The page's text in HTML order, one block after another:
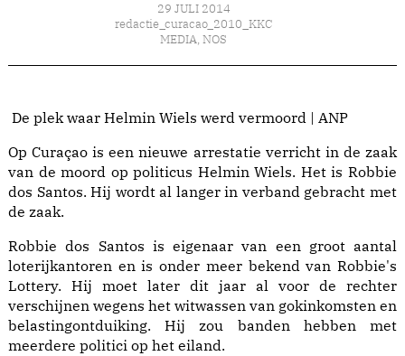
29 JULI 2014
redactie_curacao_2010_KKC
MEDIA, NOS
De plek waar Helmin Wiels werd vermoord | ANP
Op Curaçao is een nieuwe arrestatie verricht in de zaak
van de moord op politicus Helmin Wiels. Het is Robbie
dos Santos. Hij wordt al langer in verband gebracht met
de zaak.
Robbie dos Santos is eigenaar van een groot aantal
loterijkantoren en is onder meer bekend van Robbie's
Lottery. Hij moet later dit jaar al voor de rechter
verschijnen wegens het witwassen van gokinkomsten en
belastingontduiking. Hij zou banden hebben met
meerdere politici op het eiland.